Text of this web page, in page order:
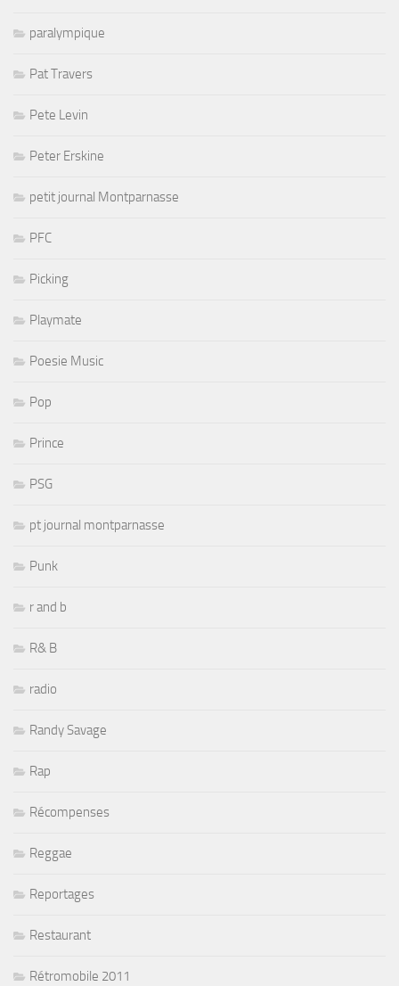
paralympique
Pat Travers
Pete Levin
Peter Erskine
petit journal Montparnasse
PFC
Picking
Playmate
Poesie Music
Pop
Prince
PSG
pt journal montparnasse
Punk
r and b
R& B
radio
Randy Savage
Rap
Récompenses
Reggae
Reportages
Restaurant
Rétromobile 2011